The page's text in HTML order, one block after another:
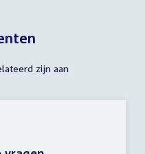
zijn aan